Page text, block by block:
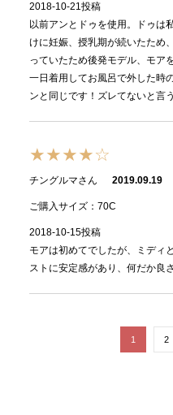
2018-10-21投稿
以前アンとドゥを使用。ドゥは
けに妊娠、授乳期が続いたため
っていたため後発モデル、モア
一日着用してお風呂で外した時
ンと同じです！ズレてないと言
★★★★☆
チングルマさん 2019.09.19
ご購入サイズ：70C
2018-10-15投稿
モアは初めてでしたが、ミディ
ストに安定感があり、何だか良
1 2